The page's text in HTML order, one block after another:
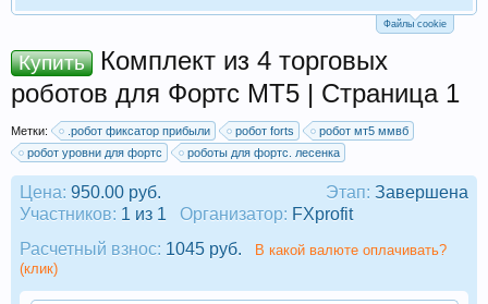
Файлы cookie
Купить
Комплект из 4 торговых
роботов для Фортс МТ5 | Страница 1
Метки: .робот фиксатор прибыли робот forts
робот мт5 ммвб
робот уровни для фортс
роботы для фортс. лесенка
Этап: Завершена
Цена: 950.00 руб.
Участников: 1 из 1 Организатор: FXprofit
Расчетный взнос: 1045 руб.
В какой валюте оплачивать?
(клик)